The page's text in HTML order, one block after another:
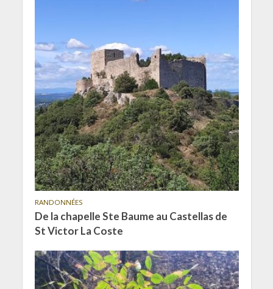
RANDONNÉES
De la chapelle Ste Baume au Castellas de
St Victor La Coste